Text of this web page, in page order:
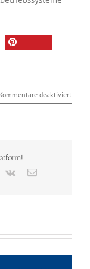
Kommentare deaktiviertfür
Am
Vk
E-